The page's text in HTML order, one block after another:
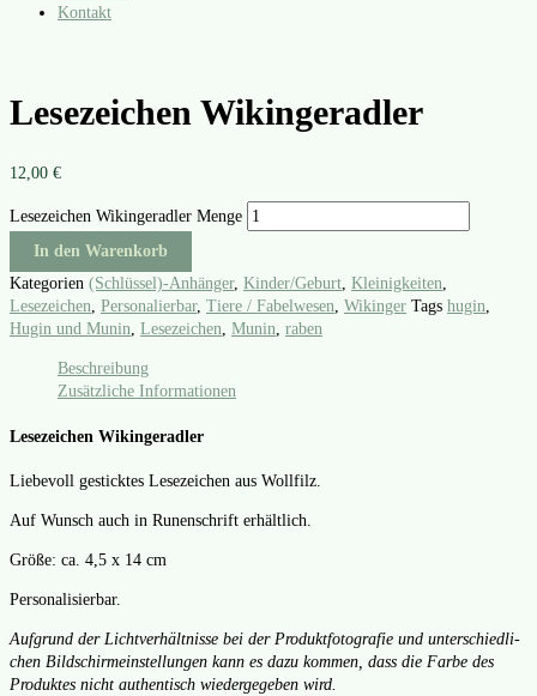
Kontakt
Lesezeichen Wikingeradler
12,00 €
Lesezeichen Wikingeradler Menge
In den Warenkorb
Kategorien (Schlüssel)-Anhänger, Kinder/Geburt, Kleinigkeiten,
Lesezeichen, Personalierbar, Tiere / Fabelwesen, Wikinger Tags hugin,
Hugin und Munin, Lesezeichen, Munin, raben
Beschreibung
Zusätzliche Informationen
Lesezeichen Wikingeradler
Lie­be­voll gestick­tes Lese­zei­chen aus Woll­filz.
Auf Wunsch auch in Runen­schrift erhält­lich.
Grö­ße: ca. 4,5 x 14 cm
Per­so­na­li­sier­bar.
Auf­grund der Licht­ver­hält­nis­se bei der Pro­dukt­fo­to­gra­fie und unter­schied­li­
chen Bild­schirm­ein­stel­lun­gen kann es dazu kom­men, dass die Far­be des
Pro­duk­tes nicht authen­tisch wie­der­ge­ge­ben wird.